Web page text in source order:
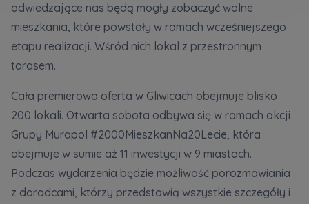
odwiedzające nas będą mogły zobaczyć wolne
mieszkania, które powstały w ramach wcześniejszego
etapu realizacji. Wśród nich lokal z przestronnym
tarasem.
Cała premierowa oferta w Gliwicach obejmuje blisko
200 lokali. Otwarta sobota odbywa się w ramach akcji
Grupy Murapol #2000MieszkanNa20Lecie, która
obejmuje w sumie aż 11 inwestycji w 9 miastach.
Podczas wydarzenia będzie możliwość porozmawiania
z doradcami, którzy przedstawią wszystkie szczegóły i
E-mail
Zamawiam obsługę w języku ukraińskim (Замовляю
контакт українською мовою)
Wyrażam wszystkie zgody
Informujemy, że w trosce o najwyższą jakość i... *
Rozwiń
Кожна особа має право отримати доступ до
своїх персональних
розширити
Murapol
Зв’яжіться з нами
Wyślij
Wyślij